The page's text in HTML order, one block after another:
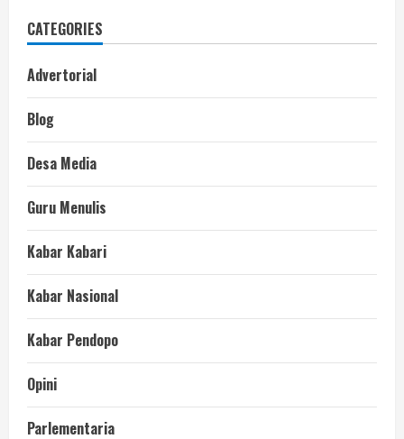
CATEGORIES
Advertorial
Blog
Desa Media
Guru Menulis
Kabar Kabari
Kabar Nasional
Kabar Pendopo
Opini
Parlementaria